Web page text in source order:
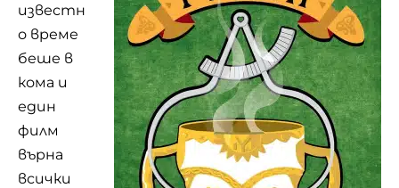
известн
о време
беше в
кома и
един
филм
върна
всички